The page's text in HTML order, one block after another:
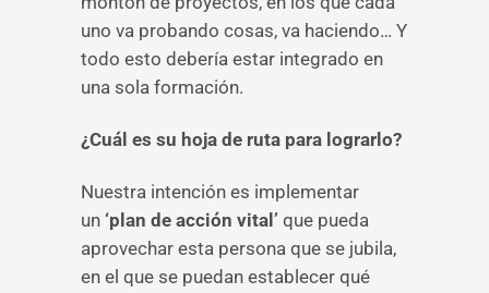
uno va probando cosas, va haciendo… Y
todo esto debería estar integrado en
una sola formación.
¿Cuál es su hoja de ruta para lograrlo?
Nuestra intención es implementar
un ‘plan de acción vital’ que pueda
aprovechar esta persona que se jubila,
en el que se puedan establecer qué